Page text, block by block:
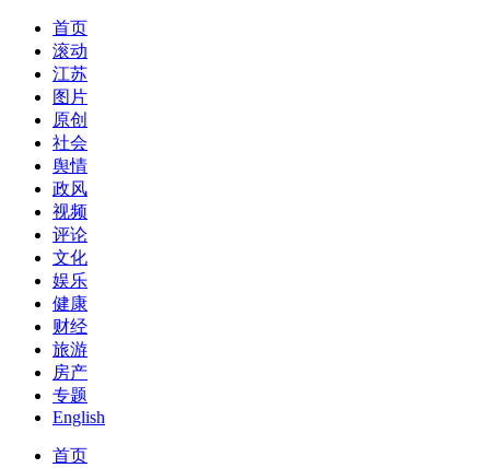
首页
滚动
江苏
图片
原创
社会
舆情
政风
视频
评论
文化
娱乐
健康
财经
旅游
房产
专题
English
首页